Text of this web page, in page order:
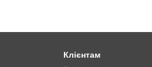
Клієнтам